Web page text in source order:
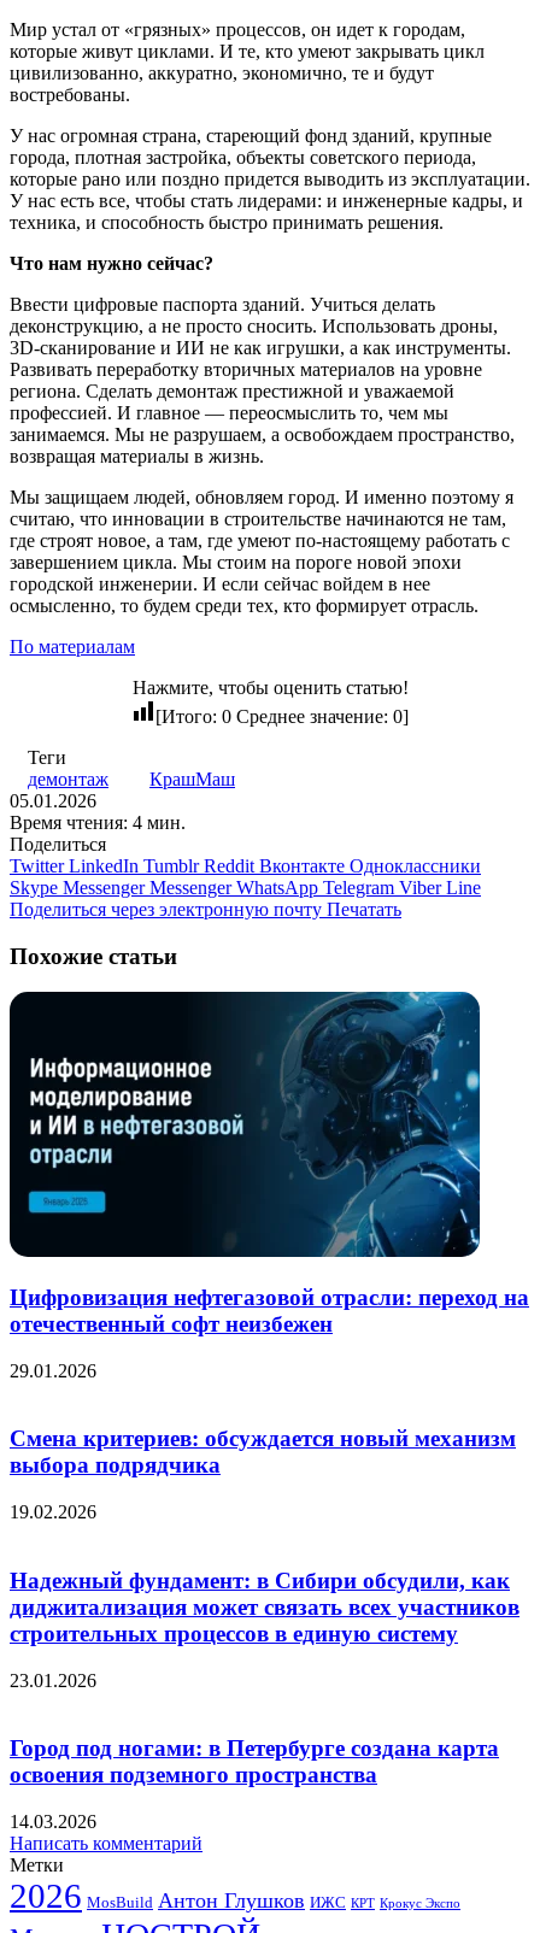
Мир устал от «грязных» процессов, он идет к городам,
которые живут циклами. И те, кто умеют закрывать цикл
цивилизованно, аккуратно, экономично, те и будут
востребованы.
У нас огромная страна, стареющий фонд зданий, крупные
города, плотная застройка, объекты советского периода,
которые рано или поздно придется выводить из эксплуатации.
У нас есть все, чтобы стать лидерами: и инженерные кадры, и
техника, и способность быстро принимать решения.
Что нам нужно сейчас?
Ввести цифровые паспорта зданий. Учиться делать
деконструкцию, а не просто сносить. Использовать дроны,
3D-сканирование и ИИ не как игрушки, а как инструменты.
Развивать переработку вторичных материалов на уровне
региона. Сделать демонтаж престижной и уважаемой
профессией. И главное — переосмыслить то, чем мы
занимаемся. Мы не разрушаем, а освобождаем пространство,
возвращая материалы в жизнь.
Мы защищаем людей, обновляем город. И именно поэтому я
считаю, что инновации в строительстве начинаются не там,
где строят новое, а там, где умеют по-настоящему работать с
завершением цикла. Мы стоим на пороге новой эпохи
городской инженерии. И если сейчас войдем в нее
осмысленно, то будем среди тех, кто формирует отрасль.
По материалам
Нажмите, чтобы оценить статью!
[Итого: 0 Среднее значение: 0]
Теги
демонтаж
КрашМаш
05.01.2026
Время чтения: 4 мин.
Поделиться
Twitter LinkedIn Tumblr Reddit Вконтакте Одноклассники
Skype Messenger Messenger WhatsApp Telegram Viber Line
Поделиться через электронную почту Печатать
Похожие статьи
Цифровизация нефтегазовой отрасли: переход на
отечественный софт неизбежен
29.01.2026
Смена критериев: обсуждается новый механизм
выбора подрядчика
19.02.2026
Надежный фундамент: в Сибири обсудили, как
диджитализация может связать всех участников
строительных процессов в единую систему
23.01.2026
Город под ногами: в Петербурге создана карта
освоения подземного пространства
14.03.2026
Написать комментарий
Метки
2026 MosBuild Антон Глушков ИЖС КРТ Крокус Экспо